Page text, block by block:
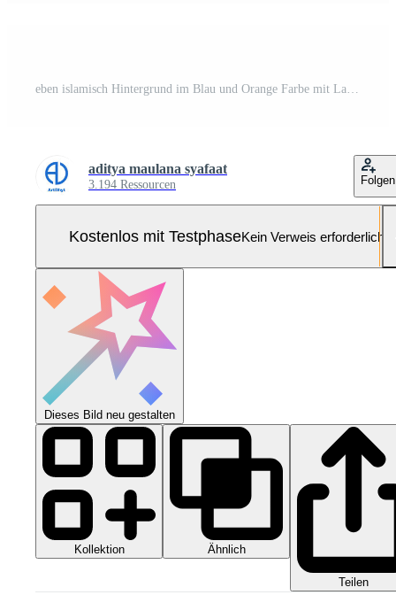
eben islamisch Hintergrund im Blau und Orange Farbe mit Laterne, Mandala und Raum zum Text Pro-Vektor und Pro-SVG
aditya maulana syafaat
3.194 Ressourcen Folgen
Kostenlos mit TestphaseKein Verweis erforderlich
Dieses Bild neu gestalten
Kollektion Ähnlich
Teilen